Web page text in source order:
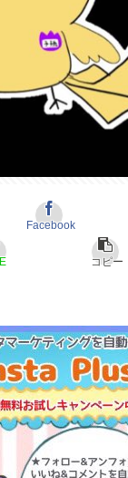
Facebook
コピー